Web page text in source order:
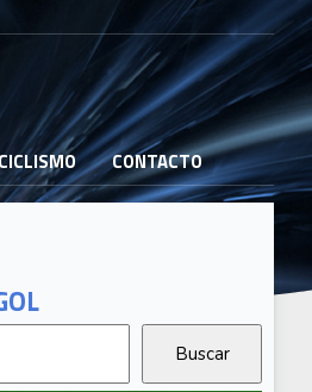
CICLISMO CONTACTO